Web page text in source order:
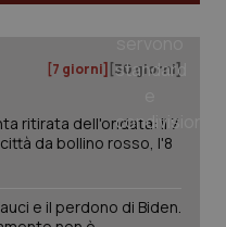
[7 giorni] [30 giorni]
ritirata dell'ondata: il 7
da bollino rosso, l'8
e il perdono di Biden.